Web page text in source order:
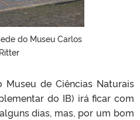
do Museu Carlos
Ritter
de Ciências Naturais
do IB) irá ficar com
dias, mas, por um bom